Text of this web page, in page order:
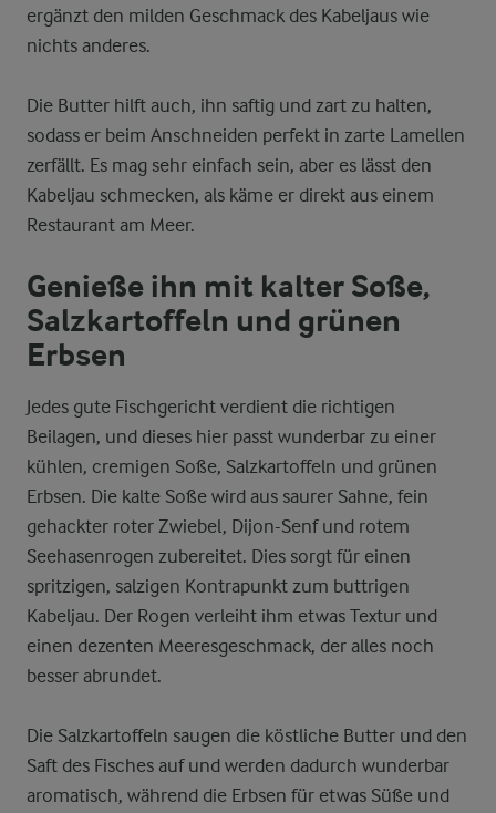
ergänzt den milden Geschmack des Kabeljaus wie
nichts anderes.
Die Butter hilft auch, ihn saftig und zart zu halten,
sodass er beim Anschneiden perfekt in zarte Lamellen
zerfällt. Es mag sehr einfach sein, aber es lässt den
Kabeljau schmecken, als käme er direkt aus einem
Restaurant am Meer.
Genieße ihn mit kalter Soße,
Salzkartoffeln und grünen
Erbsen
Jedes gute Fischgericht verdient die richtigen
Beilagen, und dieses hier passt wunderbar zu einer
kühlen, cremigen Soße, Salzkartoffeln und grünen
Erbsen. Die kalte Soße wird aus saurer Sahne, fein
gehackter roter Zwiebel, Dijon-Senf und rotem
Seehasenrogen zubereitet. Dies sorgt für einen
spritzigen, salzigen Kontrapunkt zum buttrigen
Kabeljau. Der Rogen verleiht ihm etwas Textur und
einen dezenten Meeresgeschmack, der alles noch
besser abrundet.
Die Salzkartoffeln saugen die köstliche Butter und den
Saft des Fisches auf und werden dadurch wunderbar
aromatisch, während die Erbsen für etwas Süße und